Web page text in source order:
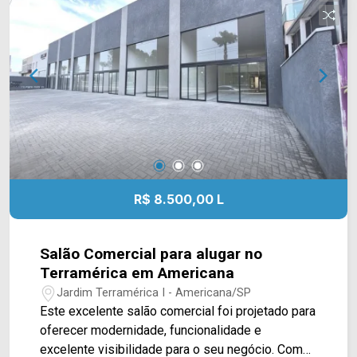
Baldan e à Rod. Luiz de Queiroz. A região conta
com o Jardim Botânico de Americana, padarias,
restaurantes, farmácias, supermercados e
diversos serviços essenciais, proporcionando
excelente infraestrutura, praticidade e fácil
acesso às principais vias da cidade. Entre em
contato com a equipe da Arbix Imóveis e agende
a sua visita!! WhatsApp e Telefone: (19) 3475-
4546 ARBIX IMÓVEIS - Presente em cada
R$ 8.500,00 L
Salão Comercial para alugar no
Terramérica em Americana
Jardim Terramérica I - Americana/SP
Este excelente salão comercial foi projetado para
oferecer modernidade, funcionalidade e
excelente visibilidade para o seu negócio. Com